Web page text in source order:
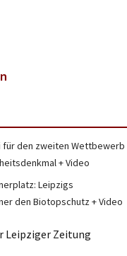
den zweiten Wettbewerb
+ Video
Leipzigs
den Biotopschutz + Video
Leipziger Zeitung